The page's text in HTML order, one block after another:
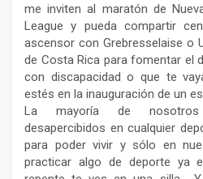
me inviten al maratón de
League y pueda compartir
ascensor con Grebresselaise o
de Costa Rica para fomentar el
con discapacidad o que te
estés en la inauguración de un
La mayoría de nosotros
desapercibidos en cualquier
para poder vivir y sólo en
practicar algo de deporte ya